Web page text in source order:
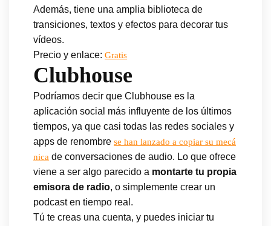
Además, tiene una amplia biblioteca de
transiciones, textos y efectos para decorar tus
vídeos.
Precio y enlace: Gratis
Clubhouse
Podríamos decir que Clubhouse es la
aplicación social más influyente de los últimos
tiempos, ya que casi todas las redes sociales y
apps de renombre se han lanzado a copiar su mecá
nica de conversaciones de audio. Lo que ofrece
viene a ser algo parecido a montarte tu propia
emisora de radio, o simplemente crear un
podcast en tiempo real.
Tú te creas una cuenta, y puedes iniciar tu